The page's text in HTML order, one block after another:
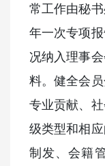
常工作由秘
年一次专项
况纳入理事
料。健全会
专业贡献、
级类型和相
制发、会籍